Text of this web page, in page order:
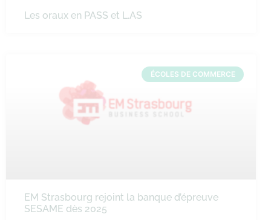
Les oraux en PASS et L.AS
ÉCOLES DE COMMERCE
EM Strasbourg rejoint la banque d’épreuve
SESAME dès 2025